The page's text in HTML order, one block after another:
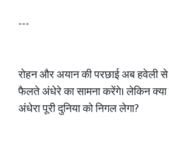
---
रोहन और अयान की परछाई अब हवेली
फैलते अंधेरे का सामना करेंगे। लेकिन क्या
अंधेरा पूरी दुनिया को निगल लेगा?